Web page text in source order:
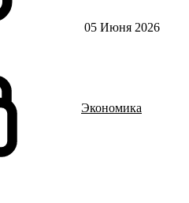
05 Июня 2026
Экономика